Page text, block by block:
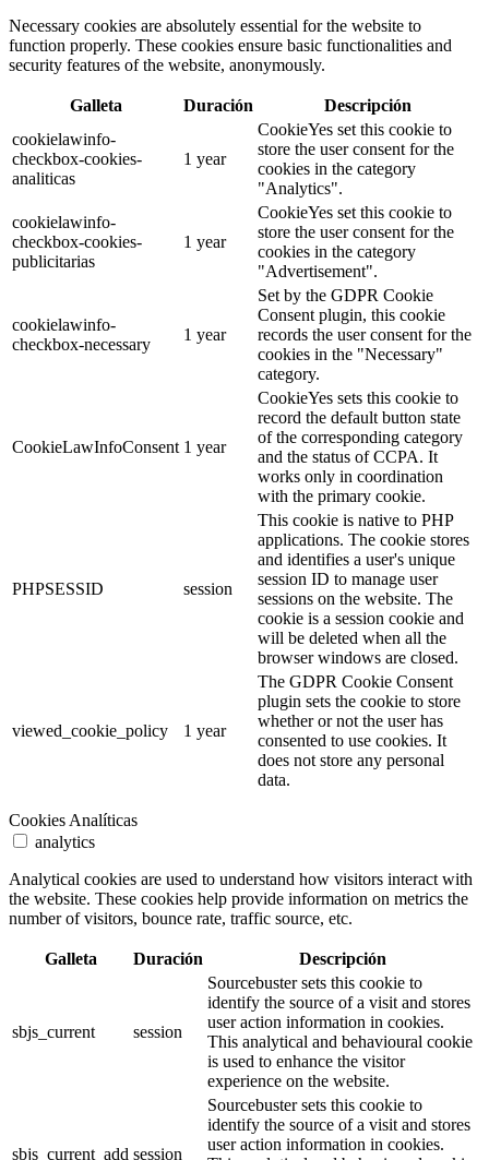
Necessary cookies are absolutely essential for the website to
function properly. These cookies ensure basic functionalities and
security features of the website, anonymously.
Galleta Duración
Descripción
cookielawinfo-
checkbox-cookies-
analiticas
1 year
CookieYes set this cookie to
store the user consent for the
cookies in the category
"Analytics".
cookielawinfo-
checkbox-cookies-
publicitarias
1 year
CookieYes set this cookie to
store the user consent for the
cookies in the category
"Advertisement".
cookielawinfo-
checkbox-necessary
1 year
Set by the GDPR Cookie
Consent plugin, this cookie
records the user consent for the
cookies in the "Necessary"
category.
CookieLawInfoConsent 1 year
CookieYes sets this cookie to
record the default button state
of the corresponding category
and the status of CCPA. It
works only in coordination
with the primary cookie.
PHPSESSID session
This cookie is native to PHP
applications. The cookie stores
and identifies a user's unique
session ID to manage user
sessions on the website. The
cookie is a session cookie and
will be deleted when all the
browser windows are closed.
viewed_cookie_policy 1 year
The GDPR Cookie Consent
plugin sets the cookie to store
whether or not the user has
consented to use cookies. It
does not store any personal
data.
Cookies Analíticas
analytics
Analytical cookies are used to understand how visitors interact with
the website. These cookies help provide information on metrics the
number of visitors, bounce rate, traffic source, etc.
Galleta Duración Descripción
sbjs_current session
Sourcebuster sets this cookie to
identify the source of a visit and stores
user action information in cookies.
This analytical and behavioural cookie
is used to enhance the visitor
experience on the website.
sbjs_current_add session
Sourcebuster sets this cookie to
identify the source of a visit and stores
user action information in cookies.